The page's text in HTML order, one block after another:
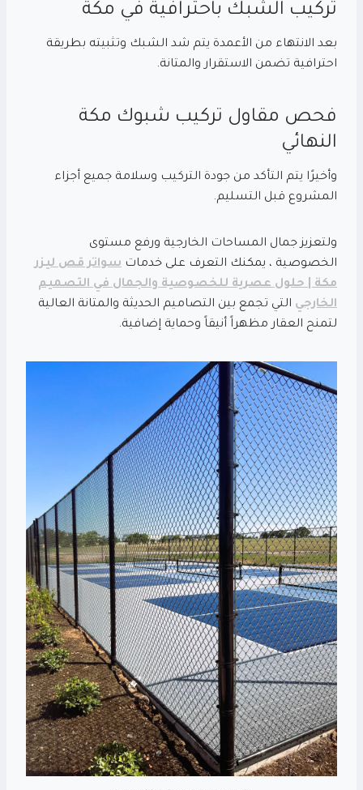
تركيب الشبك باحترافية في مكة
بعد الانتهاء من الأعمدة يتم شد الشبك وتثبيته بطريقة
احترافية تضمن الاستقرار والمتانة.
فحص مقاول تركيب شبوك مكة
النهائي
وأخيرًا يتم التأكد من جودة التركيب وسلامة جميع أجزاء
المشروع قبل التسليم.
ولتعزيز جمال المساحات الخارجية ورفع مستوى
الخصوصية ، يمكنك التعرف على خدمات سواتر قص ليزر
مكة | حلول عصرية للخصوصية والجمال في التصميم
الخارجي التي تجمع بين التصاميم الحديثة والمتانة العالية
لتمنح العقار مظهراً أنيقاً وحماية إضافية.